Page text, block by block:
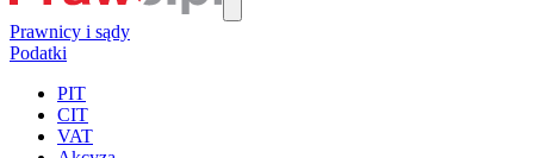
Prawnicy i sądy
Podatki
PIT
CIT
VAT